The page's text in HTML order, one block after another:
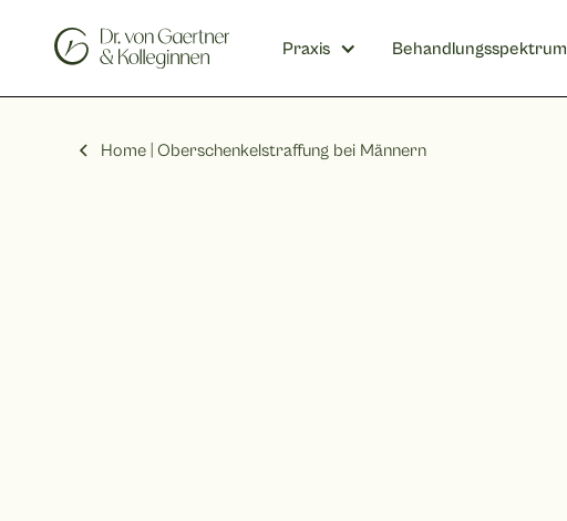
Praxis Behandlungsspektrum
Home | Oberschenkelstraffung bei Männern